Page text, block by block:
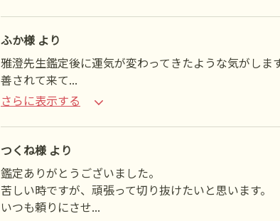
ふか様 より
雅澄先生鑑定後に運気が変わってきたような気がし
善されて来て...
さらに表示する
つくね様 より
鑑定ありがとうございました。
苦しい時ですが、頑張って切り抜けたいと思います。
いつも頼りにさせ...